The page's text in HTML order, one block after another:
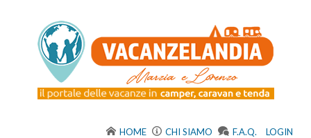
HOME CHI SIAMO F.A.Q. LOGIN